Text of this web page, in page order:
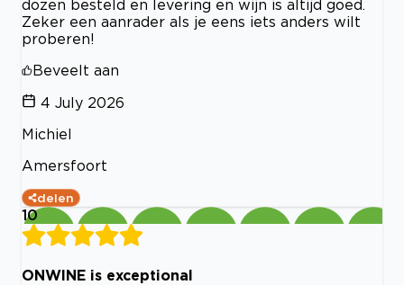
dozen besteld en levering en wijn is altijd goed.
Zeker een aanrader als je eens iets anders wilt
proberen!
Beveelt aan
4 July 2026
Michiel
Amersfoort
delen
10
ONWINE is exceptional